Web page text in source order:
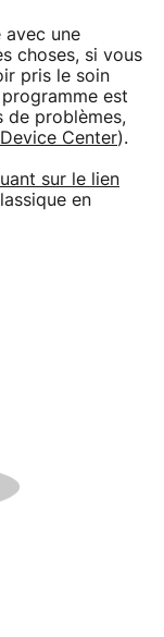
avec une
choses, si vous
pris le soin
est
de problèmes,
Center).
sur le lien
en